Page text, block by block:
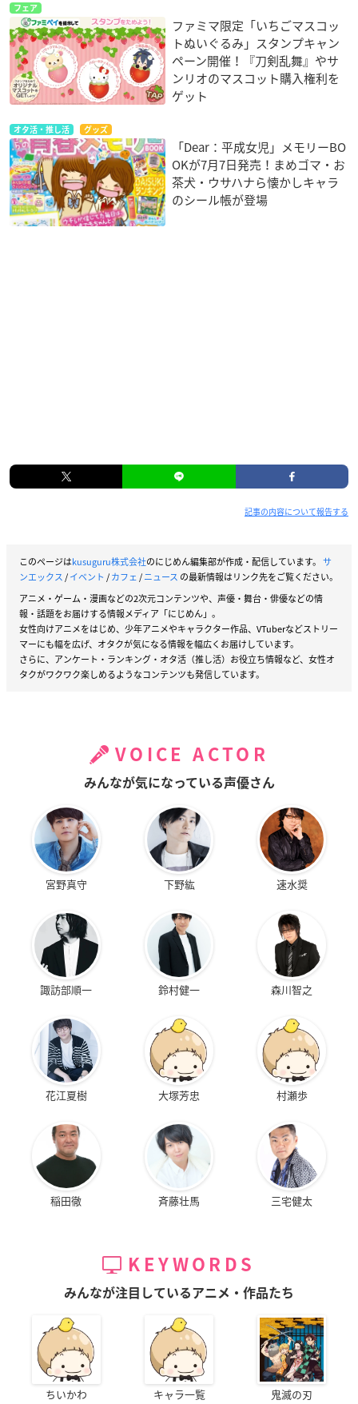
フェア
ファミマ限定「いちごマスコッ
トぬいぐるみ」スタンプキャン
ペーン開催！『刀剣乱舞』やサ
ンリオのマスコット購入権利を
ゲット
オタ活・推し活 グッズ
「Dear：平成女児」メモリーBO
OKが7月7日発売！まめゴマ・お
茶犬・ウサハナら懐かしキャラ
のシール帳が登場
記事の内容について報告する
このページはkusuguru株式会社のにじめん編集部が作成・配信しています。 サ
ンエックス/イベント /カフェ/ニュース の最新情報はリンク先をご覧ください。
アニメ・ゲーム・漫画などの2次元コンテンツや、声優・舞台・俳優などの情
報・話題をお届けする情報メディア「にじめん」。
女性向けアニメをはじめ、少年アニメやキャラクター作品、VTuberなどストリー
マーにも幅を広げ、オタクが気になる情報を幅広くお届けしています。
さらに、アンケート・ランキング・オタ活（推し活）お役立ち情報など、女性オ
タクがワクワク楽しめるようなコンテンツも発信しています。
VOICE ACTOR
みんなが気になっている声優さん
宮野真守 下野紘 速水奨
諏訪部順一 鈴村健一 森川智之
花江夏樹 大塚芳忠 村瀬歩
稲田徹 斉藤壮馬 三宅健太
KEYWORDS
みんなが注目しているアニメ・作品たち
ちいかわ キャラ一覧 鬼滅の刃